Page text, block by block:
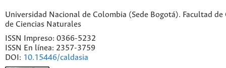
Universidad Nacional de Colombia (Sede Bogotá). Facultad
de Ciencias Naturales
ISSN Impreso: 0366-5232
ISSN En línea: 2357-3759
DOI: 10.15446/caldasia